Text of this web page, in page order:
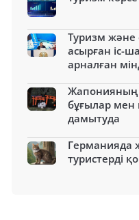
Туризм және
асырған іс-
арналған
Жапонияның
бұғылар мен
дамытуда
Германияда
туристерді